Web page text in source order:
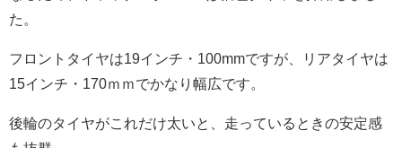
た。
フロントタイヤは19インチ・100mmですが、リアタイヤは
15インチ・170ｍｍでかなり幅広です。
後輪のタイヤがこれだけ太いと、走っているときの安定感